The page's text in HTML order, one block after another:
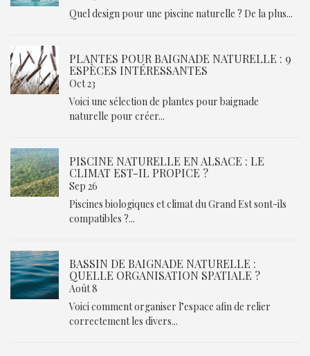
Quel design pour une piscine naturelle ? De la plus...
PLANTES POUR BAIGNADE NATURELLE : 9
ESPÈCES INTÉRESSANTES
Oct 23
Voici une sélection de plantes pour baignade
naturelle pour créer...
PISCINE NATURELLE EN ALSACE : LE
CLIMAT EST-IL PROPICE ?
Sep 26
Piscines biologiques et climat du Grand Est sont-ils
compatibles ?...
BASSIN DE BAIGNADE NATURELLE :
QUELLE ORGANISATION SPATIALE ?
Août 8
Voici comment organiser l’espace afin de relier
correctement les divers...